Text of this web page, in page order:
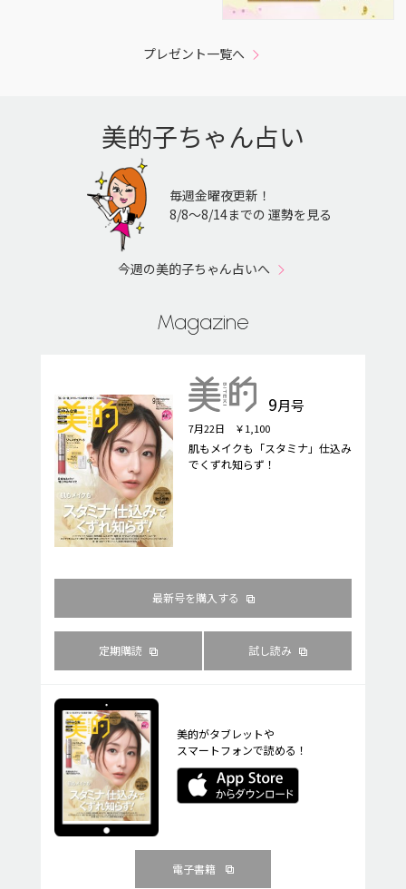
プレゼント一覧へ
美的子ちゃん占い
毎週金曜夜更新！
8/8〜8/14までの 運勢を見る
今週の美的子ちゃん占いへ
Magazine
9月号
7月22日 ￥1,100
肌もメイクも「スタミナ」仕込み
でくずれ知らず！
最新号を購入する
定期購読 試し読み
美的がタブレットや
スマートフォンで読める！
電子書籍